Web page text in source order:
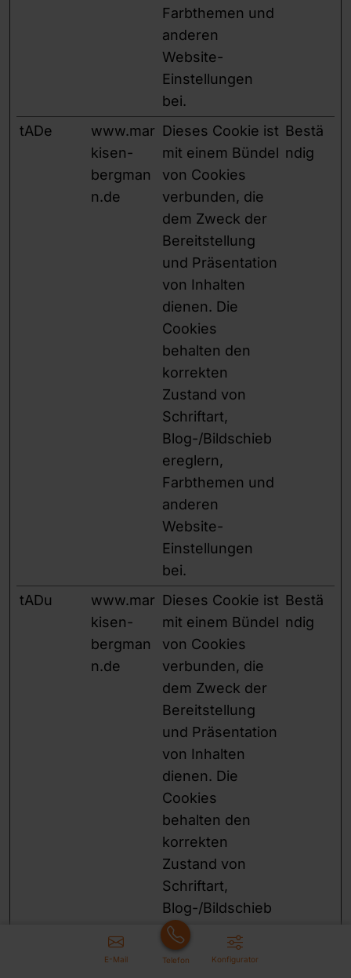
Farbthemen und
anderen
Website-
Einstellungen
bei.
tADe
www.mar
kisen-
bergman
n.de
Dieses Cookie ist
mit einem Bündel
von Cookies
verbunden, die
dem Zweck der
Bereitstellung
und Präsentation
von Inhalten
dienen. Die
Cookies
behalten den
korrekten
Zustand von
Schriftart,
Blog-/Bildschieb
ereglern,
Farbthemen und
anderen
Website-
Einstellungen
bei.
Bestä
ndig
tADu
www.mar
kisen-
bergman
n.de
Dieses Cookie ist
mit einem Bündel
von Cookies
verbunden, die
dem Zweck der
Bereitstellung
und Präsentation
von Inhalten
dienen. Die
Cookies
behalten den
korrekten
Zustand von
Schriftart,
Blog-/Bildschieb
ereglern,
Farbthemen und
Bestä
ndig
E-Mail Telefon Konfigurator